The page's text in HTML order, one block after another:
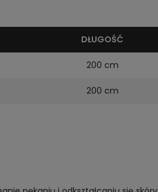
DŁUGOŚĆ
200 cm
200 cm